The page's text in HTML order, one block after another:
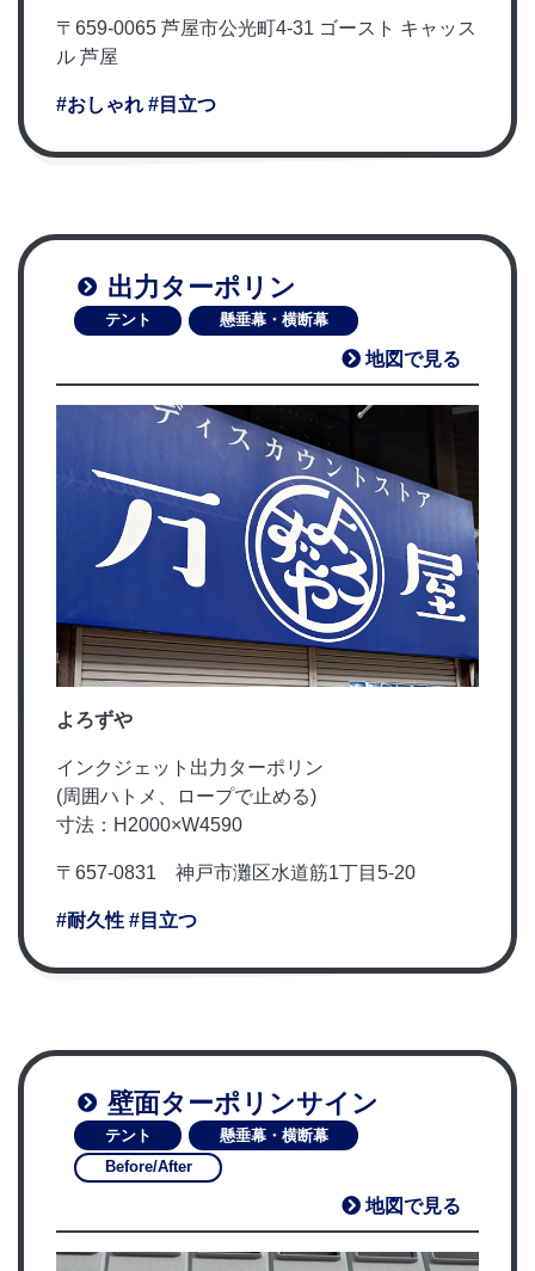
〒659-0065 芦屋市公光町4-31 ゴースト キャッス
ル 芦屋
#おしゃれ #目立つ
出力ターポリン
テント 懸垂幕・横断幕
地図で見る
よろずや
インクジェット出力ターポリン
(周囲ハトメ、ロープで止める)
寸法：H2000×W4590
〒657-0831 神戸市灘区水道筋1丁目5-20
#耐久性 #目立つ
壁面ターポリンサイン
テント
懸垂幕・横断幕
Before/After
地図で見る